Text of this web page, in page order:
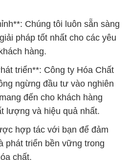
Chúng tôi luôn sẵn sàng
pháp tốt nhất cho các yêu
hàng.
triển**: Công ty Hóa Chất
ngừng đầu tư vào nghiên
đến cho khách hàng
lượng và hiệu quả nhất.
hợp tác với bạn để đảm
phát triển bền vững trong
chất.